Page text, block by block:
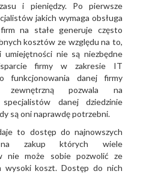
i pieniędzy. Po pierwsze
jakich wymaga obsługa
na stałe generuje często
kosztów ze względu na to,
nie są niezbędne
firmy w zakresie IT
funkcjonowania danej firmy
pozwala na
specjalistów danej dziedzinie
są oni naprawdę potrzebni.
to dostęp do najnowszych
na zakup których wiele
nie może sobie pozwolić ze
wysoki koszt. Dostęp do nich